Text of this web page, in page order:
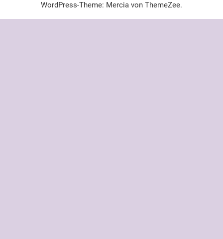
WordPress-Theme: Mercia von ThemeZee.